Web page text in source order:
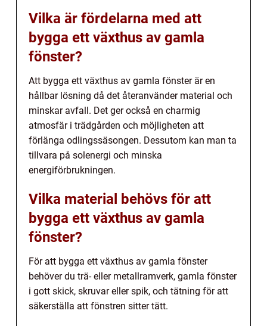
Vilka är fördelarna med att
bygga ett växthus av gamla
fönster?
Att bygga ett växthus av gamla fönster är en
hållbar lösning då det återanvänder material och
minskar avfall. Det ger också en charmig
atmosfär i trädgården och möjligheten att
förlänga odlingssäsongen. Dessutom kan man ta
tillvara på solenergi och minska
energiförbrukningen.
Vilka material behövs för att
bygga ett växthus av gamla
fönster?
För att bygga ett växthus av gamla fönster
behöver du trä- eller metallramverk, gamla fönster
i gott skick, skruvar eller spik, och tätning för att
säkerställa att fönstren sitter tätt.